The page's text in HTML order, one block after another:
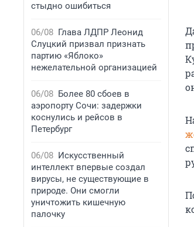
стыдно ошибиться
06/08 Глава ЛДПР Леонид
Слуцкий призвал признать
партию «Яблоко»
нежелательной организацией
06/08 Более 80 сбоев в
аэропорту Сочи: задержки
коснулись и рейсов в
Петербург
06/08 Искусственный
интеллект впервые создал
вирусы, не существующие в
природе. Они смогли
уничтожить кишечную
палочку